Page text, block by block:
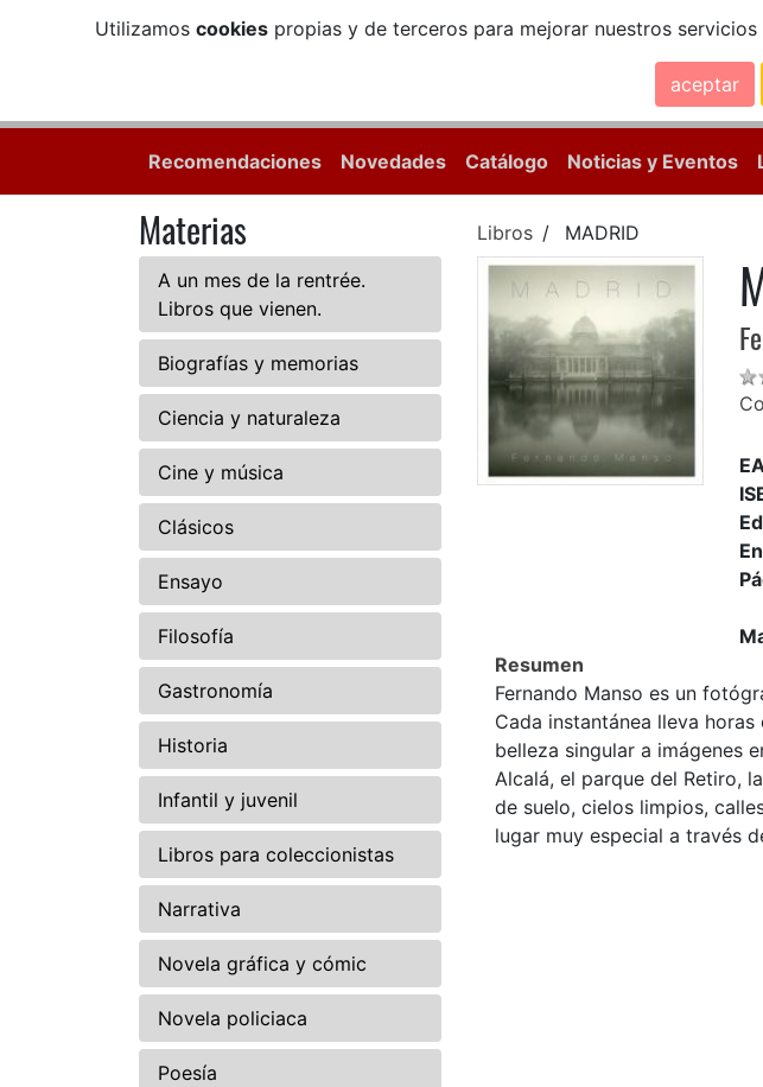
Utilizamos cookiespropias y de terceros para mejorar nuestros
aceptar
Recomendaciones Novedades Catálogo Noticias y Eventos
Materias
A un mes de la rentrée.
Libros que vienen.
Biografías y memorias
Ciencia y naturaleza
Cine y música
Clásicos
Ensayo
Filosofía
Gastronomía
Historia
Infantil y juvenil
Libros para coleccionistas
Narrativa
Novela gráfica y cómic
Novela policiaca
Poesía
Libros MADRID
Resumen
Fernando Manso es un
Cada instantánea lleva
belleza singular a imágenes
Alcalá, el parque del Retiro,
de suelo, cielos limpios,
lugar muy especial a través